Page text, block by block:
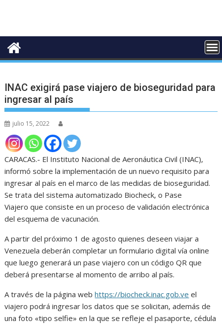
INAC exigirá pase viajero de bioseguridad para
ingresar al país
julio 15, 2022
CARACAS.- El Instituto Nacional de Aeronáutica Civil (INAC),
informó sobre la implementación de un nuevo requisito para
ingresar al país en el marco de las medidas de bioseguridad.
Se trata del sistema automatizado Biocheck, o Pase
Viajero que consiste en un proceso de validación electrónica
del esquema de vacunación.
A partir del próximo 1 de agosto quienes deseen viajar a
Venezuela deberán completar un formulario digital vía online
que luego generará un pase viajero con un código QR que
deberá presentarse al momento de arribo al país.
A través de la página webhttps://biocheck.inac.gob.ve el
viajero podrá ingresar los datos que se solicitan, además de
una foto «tipo selfie» en la que se refleje el pasaporte, cédula